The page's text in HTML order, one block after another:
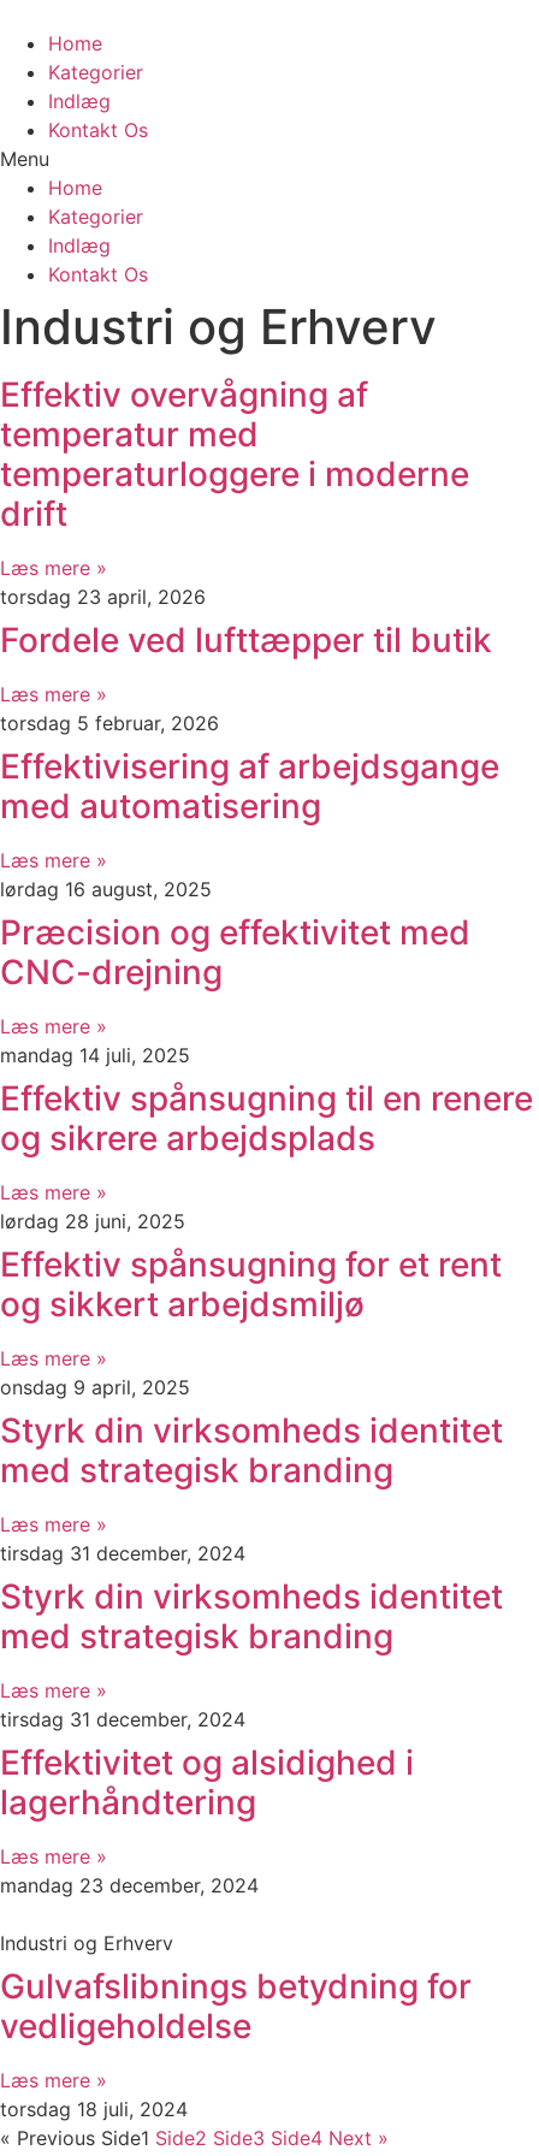
indhold
Home
Kategorier
Indlæg
Kontakt Os
Menu
Home
Kategorier
Indlæg
Kontakt Os
Industri og Erhverv
Effektiv overvågning af
temperatur med
temperaturloggere i moderne
drift
Læs mere »
torsdag 23 april, 2026
Fordele ved lufttæpper til butik
Læs mere »
torsdag 5 februar, 2026
Effektivisering af arbejdsgange
med automatisering
Læs mere »
lørdag 16 august, 2025
Præcision og effektivitet med
CNC-drejning
Læs mere »
mandag 14 juli, 2025
Effektiv spånsugning til en renere
og sikrere arbejdsplads
Læs mere »
lørdag 28 juni, 2025
Effektiv spånsugning for et rent
og sikkert arbejdsmiljø
Læs mere »
onsdag 9 april, 2025
Styrk din virksomheds identitet
med strategisk branding
Læs mere »
tirsdag 31 december, 2024
Styrk din virksomheds identitet
med strategisk branding
Læs mere »
tirsdag 31 december, 2024
Effektivitet og alsidighed i
lagerhåndtering
Læs mere »
mandag 23 december, 2024
Industri og Erhverv
Gulvafslibnings betydning for
vedligeholdelse
Læs mere »
torsdag 18 juli, 2024
« Previous Side1 Side2 Side3 Side4 Next »